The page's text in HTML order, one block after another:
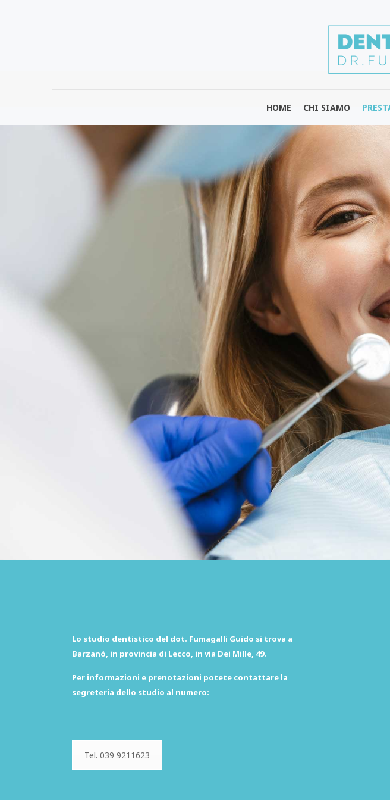
HOME CHI SIAMO
Lo studio dentistico del dot. Fumagalli Guido si trova a
Barzanò, in provincia di Lecco, in via Dei Mille, 49.
Per informazioni e prenotazioni potete contattare la
segreteria dello studio al numero:
Tel. 039 9211623